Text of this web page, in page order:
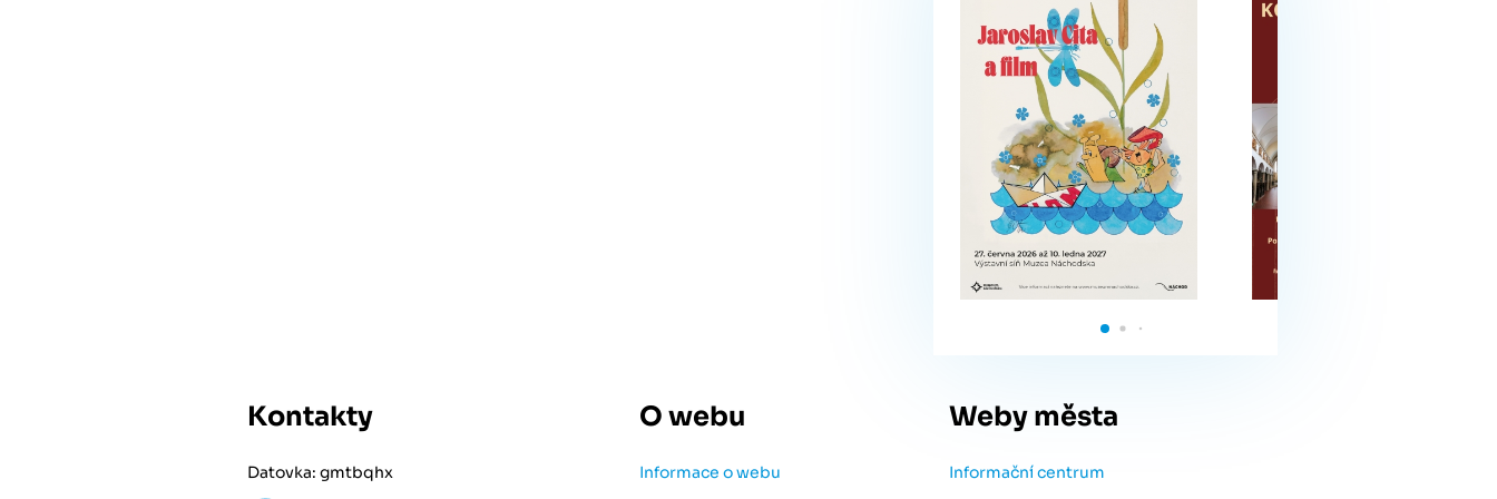
Kontakty
Datovka: gmtbqhx
O webu
Informace o webu
Weby města
Informační centrum